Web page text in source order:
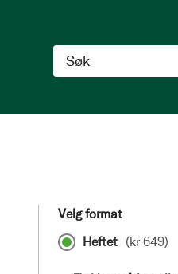
Søk
Velg format
Heftet (kr 649)